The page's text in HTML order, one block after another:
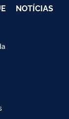
NOTÍCIAS